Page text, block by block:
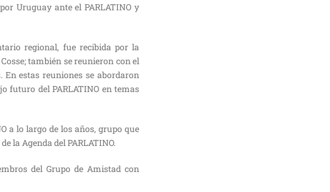
Uruguay ante el PARLATINO y
regional, fue recibida por la
también se reunieron con el
En estas reuniones se abordaron
futuro del PARLATINO en temas
a lo largo de los años, grupo que
la Agenda del PARLATINO.
del Grupo de Amistad con